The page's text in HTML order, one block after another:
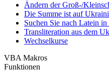
Ändern der Groß-/
Die Summe ist auf
Suchen Sie nach Latein
Transliteration aus dem
Wechselkurse
VBA Makros
Funktionen